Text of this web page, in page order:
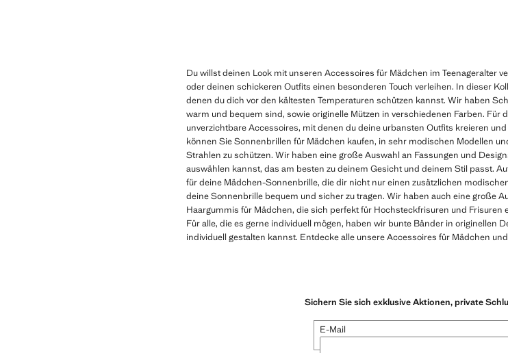
Du willst deinen Look mit unseren Accessoires für Mädchen im Teenageralter
oder deinen schickeren Outfits einen besonderen Touch verleihen. In dieser
denen du dich vor den kältesten Temperaturen schützen kannst. Wir haben
warm und bequem sind, sowie originelle Mützen in verschiedenen Farben. Für
unverzichtbare Accessoires, mit denen du deine urbansten Outfits kreieren
können Sie Sonnenbrillen für Mädchen kaufen, in sehr modischen Modellen
Strahlen zu schützen. Wir haben eine große Auswahl an Fassungen und
auswählen kannst, das am besten zu deinem Gesicht und deinem Stil passt.
für deine Mädchen-Sonnenbrille, die dir nicht nur einen zusätzlichen
deine Sonnenbrille bequem und sicher zu tragen. Wir haben auch eine große
Haargummis für Mädchen, die sich perfekt für Hochsteckfrisuren und Frisuren
Für alle, die es gerne individuell mögen, haben wir bunte Bänder in originellen
individuell gestalten kannst. Entdecke alle unsere Accessoires für Mädchen
Sichern Sie sich exklusive Aktionen, private
E-Mail